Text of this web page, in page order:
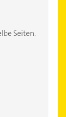
Seiten.